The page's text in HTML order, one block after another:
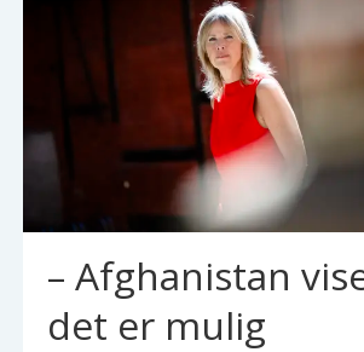
– Afghanistan
det er mulig